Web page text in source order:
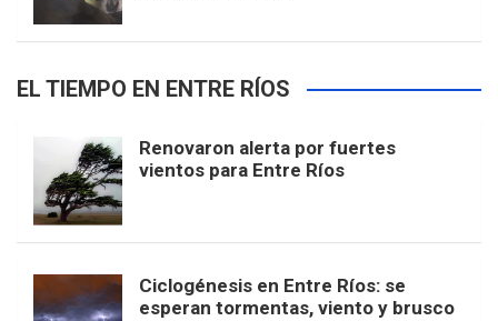
EL TIEMPO EN ENTRE RÍOS
Renovaron alerta por fuertes
vientos para Entre Ríos
Ciclogénesis en Entre Ríos: se
esperan tormentas, viento y brusco